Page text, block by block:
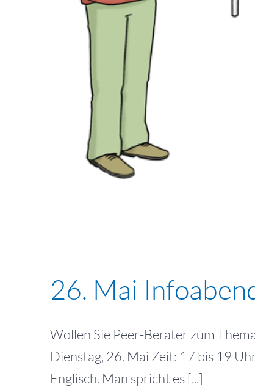
26. Mai
Wollen Sie Peer-Berater zum
Dienstag, 26. Mai Zeit: 17 bis 19
Englisch. Man spricht es [...]